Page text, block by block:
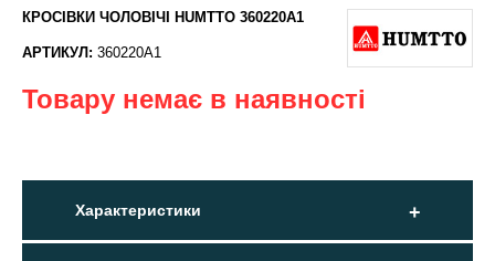
КРОСІВКИ ЧОЛОВІЧІ HUMTTO 360220A1
АРТИКУЛ: 360220A1
Товару немає в наявності
Характеристики